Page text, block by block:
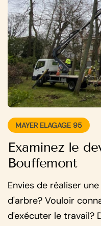
MAYER ELAGAGE 95
Examinez le
Bouffemont
Envies de réaliser
d'arbre? Vouloir
d'exécuter le travail?